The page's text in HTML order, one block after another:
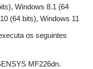
Windows 8.1 (64
(64 bits), Windows 11
os seguintes
MF226dn.